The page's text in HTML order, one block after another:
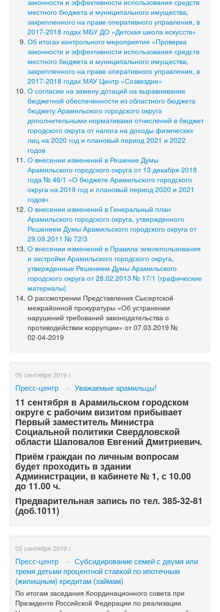
законности и эффективности использования средств
местного бюджета и муниципального имущества,
закрепленного на праве оперативного управления, в
2017-2018 годах МБУ ДО «Детская школа искусств»
Об итогах контрольного мероприятия «Проверка
законности и эффективности использования средств
местного бюджета и муниципального имущества,
закрепленного на праве оперативного управления, в
2017-2018 годах МАУ Центр «Созвездие»
О согласии на замену дотаций на выравнивание
бюджетной обеспеченности из областного бюджета
бюджету Арамильского городского округа
дополнительными нормативами отчислений в бюджет
городского округа от налога на доходы физических
лиц на 2020 год и плановый период 2021 и 2022
годов
О внесении изменений в Решение Думы
Арамильского городского округа от 13 декабря 2018
года № 46/1 «О бюджете Арамильского городского
округа на 2019 год и плановый период 2020 и 2021
годов»
О внесении изменений в Генеральный план
Арамильского городского округа, утвержденного
Решением Думы Арамильского городского округа от
29.09.2011 № 72/3
О внесении изменений в Правила землепользования
и застройки Арамильского городского округа,
утвержденные Решением Думы Арамильского
городского округа от 28.02.2013 № 17/1 (графические
материалы)
О рассмотрении Представления Сысертской
межрайонной прокуратуры «Об устранении
нарушений требований законодательства о
противодействии коррупции» от 07.03.2019 №
02-04-2019
05 сентября 2019 г.
Пресс-центр → Уважаемые арамильцы!
11 сентября в Арамильском городском
округе с рабочим визитом прибывает
Первый заместитель Министра
Социальной политики Свердловской
области Шаповалов Евгений Дмитриевич.
Приём граждан по личным вопросам
будет проходить в здании
Администрации, в кабинете № 1, с 10.00
до 11.00 ч.
Предварительная запись по тел. 385-32-81
(доб.1011)
03 сентября 2019 г.
Пресс-центр → Субсидирование семей с двумя или
тремя детьми процентной ставкой по ипотечным
(жилищным) кредитам (займам)
По итогам заседания Координационного совета при
Президенте Российской Федерации по реализации